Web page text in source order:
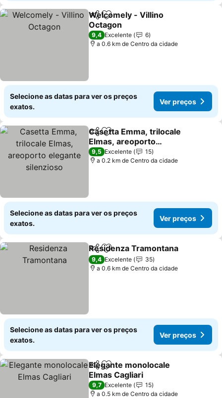
PartilharAdicionar aos favoritos
Welcomely - Villino
Octagon
Ver preços
9,4 Excelente
6
a 0.6 km de Centro da cidade
Selecione as datas para ver os preços
exatos.
Ver preços
PartilharAdicionar aos favoritos
Casetta Emma, trilocale
Elmas, areoporto
elegante silenzioso
Ver preços
9,5 Excelente
15
a 0.2 km de Centro da cidade
Selecione as datas para ver os preços
exatos.
Ver preços
PartilharAdicionar aos favoritos
Residenza Tramontana
9,4 Excelente
35
a 0.6 km de Centro da cidade
Selecione as datas para ver os preços
exatos.
Ver preços
PartilharAdicionar aos favoritos
Elegante monolocale
Elmas Cagliari
Ver preços
9,7 Excelente
15
a 0.5 km de Centro da cidade